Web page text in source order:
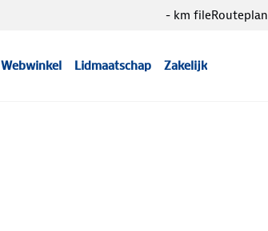
Webwinkel Lidmaatschap Zakelijk
- km file